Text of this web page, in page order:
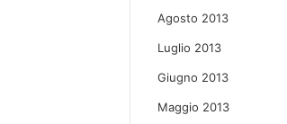
Agosto 2013
Luglio 2013
Giugno 2013
Maggio 2013